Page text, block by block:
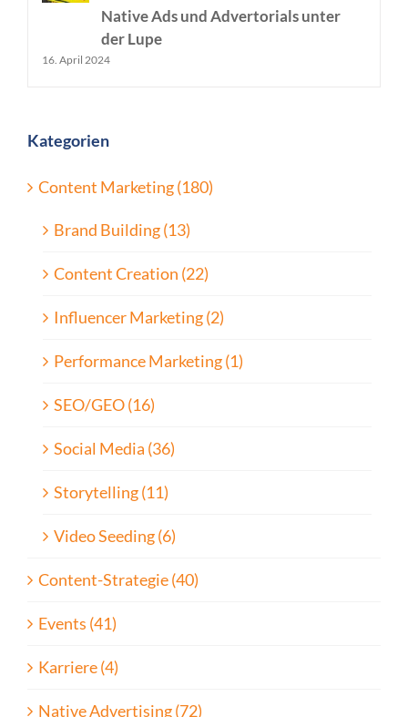
Native Ads und Advertorials unter
der Lupe
16. April 2024
Kategorien
Content Marketing (180)
Brand Building (13)
Content Creation (22)
Influencer Marketing (2)
Performance Marketing (1)
SEO/GEO (16)
Social Media (36)
Storytelling (11)
Video Seeding (6)
Content-Strategie (40)
Events (41)
Karriere (4)
Native Advertising (72)